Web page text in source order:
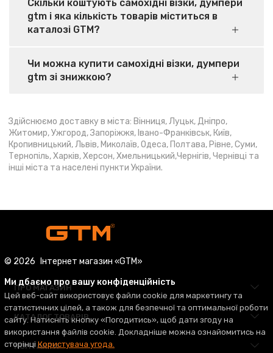
Скільки коштують самохідні візки, думпери
gtm і яка кількість товарів міститься в
каталозі GTM?
Чи можна купити самохідні візки, думпери
gtm зі знижкою?
Здійснюємо доставку в міста: Вінниця, Луцьк, Дніпро,
Житомир, Ужгород, Запоріжжя, Івано-Франківськ, Київ,
Кропивницький, Львів, Миколаїв, Одеса, Полтава, Рівне, Суми,
Тернопіль, Харків, Херсон, Хмельницький,Чернігів, Чернівці та
інші міста та населені пункти України.
© 2026 Інтернет магазин «GTM»
ПРО МАГАЗИН
КАТАЛОГ ТОВАРІВ
КОНТАКТИ
Ми дбаємо про вашу конфіденційність
Цей веб-сайт використовує файли cookie для маркетингу та
статистичних цілей, а також для безпечної та оптимальної роботи
сайту. Натисніть кнопку «Погодитись», щоб дати згоду на
використання файлів cookie. Докладніше можна ознайомитись на
сторінціКористувача угода.